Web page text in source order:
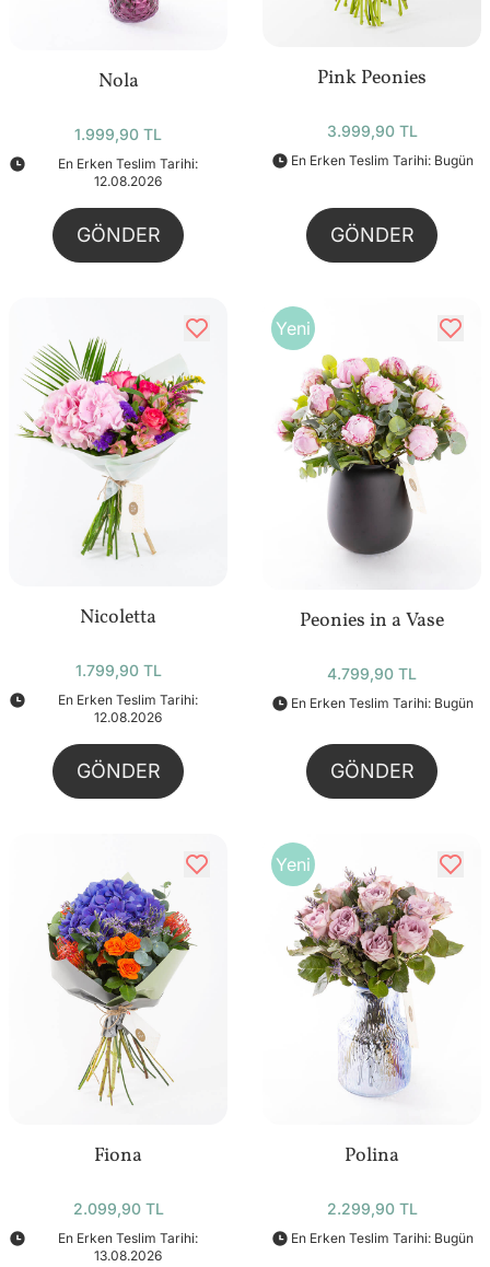
Nola
1.999,90 TL
En Erken Teslim Tarihi:
12.08.2026
GÖNDER
Pink Peonies
3.999,90 TL
En Erken Teslim Tarihi: Bugün
GÖNDER
Nicoletta
1.799,90 TL
En Erken Teslim Tarihi:
12.08.2026
GÖNDER
Yeni
Peonies in a Vase
4.799,90 TL
En Erken Teslim Tarihi: Bugün
GÖNDER
Fiona
2.099,90 TL
En Erken Teslim Tarihi:
13.08.2026
Yeni
Polina
2.299,90 TL
En Erken Teslim Tarihi: Bugün